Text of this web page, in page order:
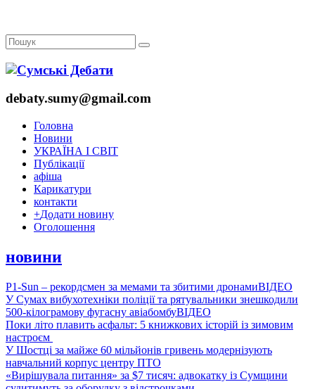
debaty.sumy@gmail.com
Головна
Новини
УКРАЇНА І СВІТ
Публікації
афіша
Карикатури
контакти
+Додати новину
Оголошення
новини
P1-Sun – рекордсмен за мемами та збитими дронамиВІДЕО
У Сумах вибухотехніки поліції та рятувальники знешкодили
500-кілограмову фугасну авіабомбуВІДЕО
Поки літо плавить асфальт: 5 книжкових історій із зимовим
настроєм
У Шостці за майже 60 мільйонів гривень модернізують
навчальний корпус центру ПТО
«Вирішувала питання» за $7 тисяч: адвокатку із Сумщини